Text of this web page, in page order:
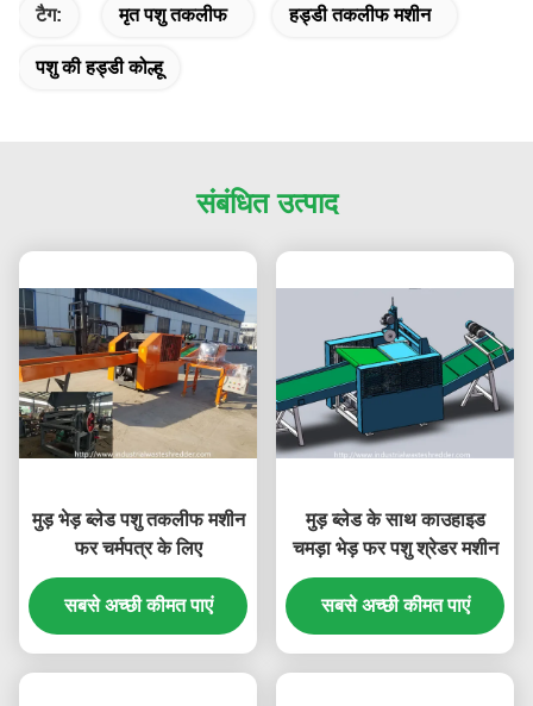
टैग: मृत पशु तकलीफ हड्डी तकलीफ मशीन
पशु की हड्डी कोल्हू
संबंधित उत्पाद
मुड़ भेड़ ब्लेड पशु तकलीफ मशीन
फर चर्मपत्र के लिए
सबसे अच्छी कीमत पाएं
मुड़ ब्लेड के साथ काउहाइड
चमड़ा भेड़ फर पशु श्रेडर मशीन
सबसे अच्छी कीमत पाएं